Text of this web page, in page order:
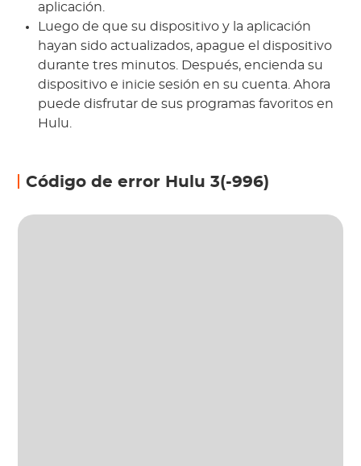
aplicación.
Luego de que su dispositivo y la aplicación
hayan sido actualizados, apague el dispositivo
durante tres minutos. Después, encienda su
dispositivo e inicie sesión en su cuenta. Ahora
puede disfrutar de sus programas favoritos en
Hulu.
Código de error Hulu 3(-996)